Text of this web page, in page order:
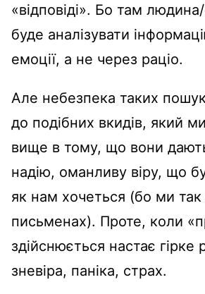
«відповіді». Бо там
буде аналізувати
емоції, а не через раціо.
Але небезпека таких
до подібних вкидів, який
вище в тому, що вони
надію, оманливу віру, що
як нам хочеться (бо ми
письменах). Проте, коли
здійснюється настає гірке
зневіра, паніка, страх.